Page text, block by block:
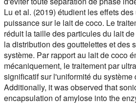
Lu et al. (2019) étudient les effets
puissance sur le lait de coco. Le
réduit la taille des particules du lait
la distribution des gouttelettes et des
système. Par rapport au lait de coco
mécaniquement, le traitement par
significatif sur l'uniformité du système
Additionally, it was observed that
encapsulation of amylose into the